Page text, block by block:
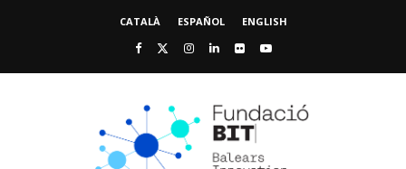
CATALÀ ESPAÑOL ENGLISH